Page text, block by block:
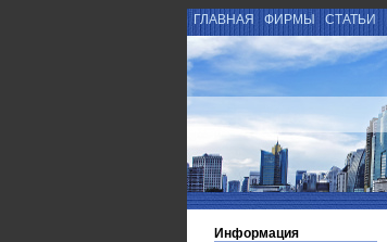
ГЛАВНАЯ ФИРМЫ СТАТЬИ
Информация